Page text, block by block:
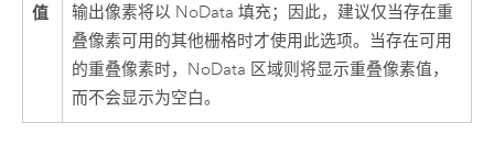
值
输出像素将以 NoData 填充；因此，建议仅当存在重
叠像素可用的其他栅格时才使用此选项。当存在可用
的重叠像素时，NoData 区域则将显示重叠像素值，
而不会显示为空白。